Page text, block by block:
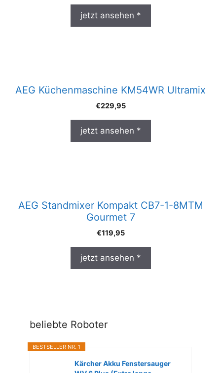
jetzt ansehen *
AEG Küchenmaschine KM54WR Ultramix
€229,95
jetzt ansehen *
AEG Standmixer Kompakt CB7-1-8MTM
Gourmet 7
€119,95
jetzt ansehen *
beliebte Roboter
BESTSELLER NR. 1
Kärcher Akku Fenstersauger